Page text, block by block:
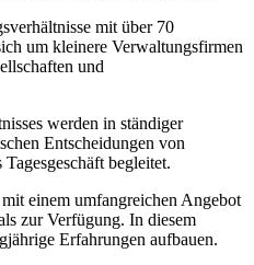
mit über 70
um kleinere Verwaltungsfirmen
und
werden in ständiger
Entscheidungen von
begleitet.
einem umfangreichen Angebot
zur Verfügung. In diesem
Erfahrungen aufbauen.